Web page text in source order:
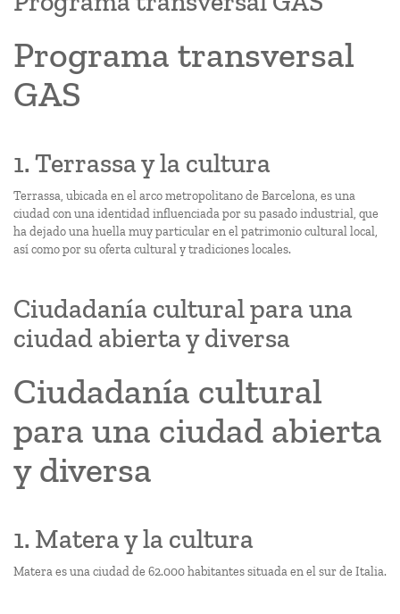
Programa transversal
GAS
1. Terrassa y la cultura
Terrassa, ubicada en el arco metropolitano de Barcelona, es una
ciudad con una identidad influenciada por su pasado industrial, que
ha dejado una huella muy particular en el patrimonio cultural local,
así como por su oferta cultural y tradiciones locales.
Ciudadanía cultural para una
ciudad abierta y diversa
Ciudadanía cultural
para una ciudad abierta
y diversa
1. Matera y la cultura
Matera es una ciudad de 62.000 habitantes situada en el sur de Italia.